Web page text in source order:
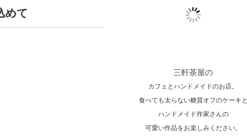
めて
三軒茶屋の
カフェとハンドメイドのお店。
食べても太らない糖質オフのケーキと
ハンドメイド作家さんの
可愛い作品をお楽しみください。